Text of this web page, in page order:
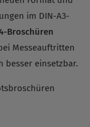
im DIN-A3-
Broschüren
Messeauftritten
besser einsetzbar.